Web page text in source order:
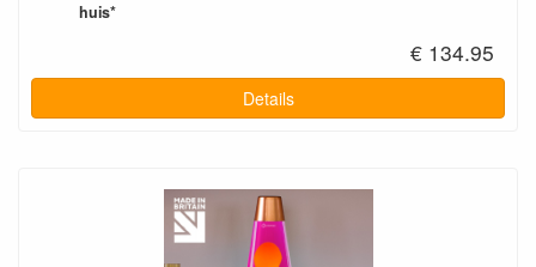
huis*
€ 134.95
Details